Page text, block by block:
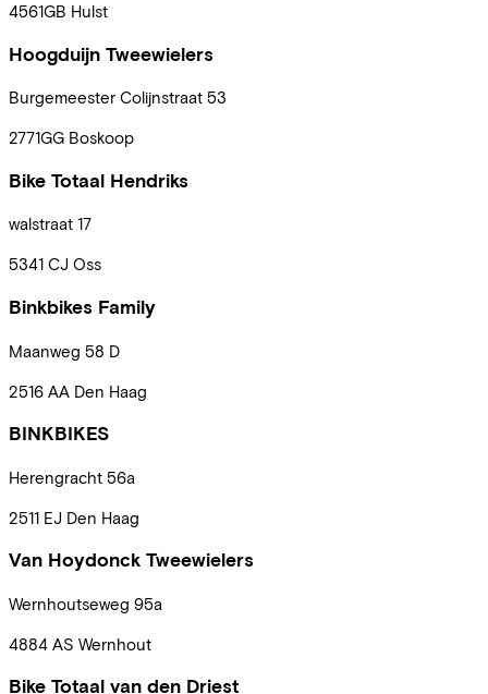
4561GB Hulst
Hoogduijn Tweewielers
Burgemeester Colijnstraat 53
2771GG Boskoop
Bike Totaal Hendriks
walstraat 17
5341 CJ Oss
Binkbikes Family
Maanweg 58 D
2516 AA Den Haag
BINKBIKES
Herengracht 56a
2511 EJ Den Haag
Van Hoydonck Tweewielers
Wernhoutseweg 95a
4884 AS Wernhout
Bike Totaal van den Driest